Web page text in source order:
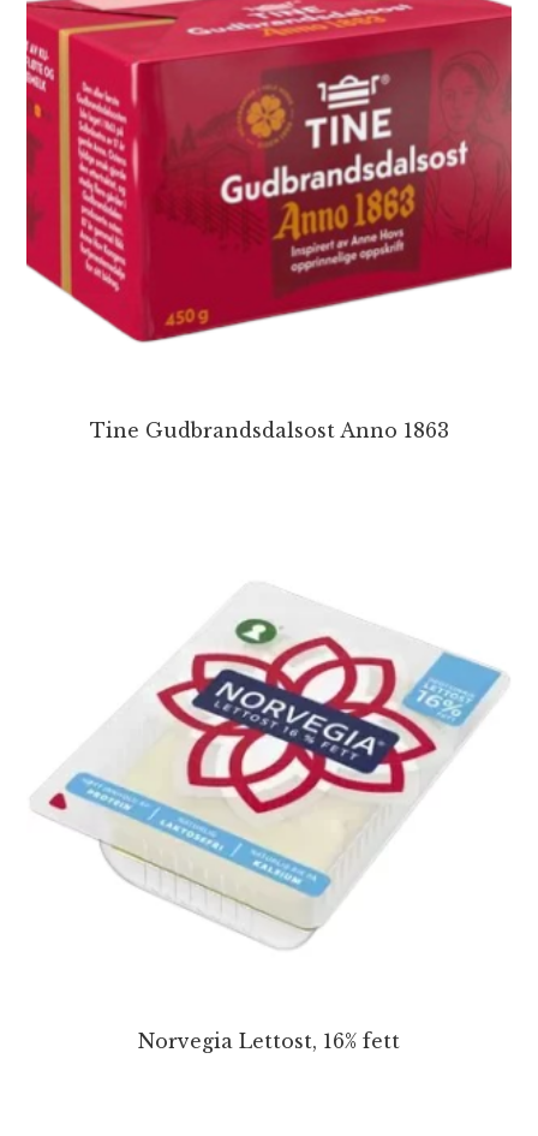
Tine Gudbrandsdalsost Anno 1863
Norvegia Lettost, 16% fett